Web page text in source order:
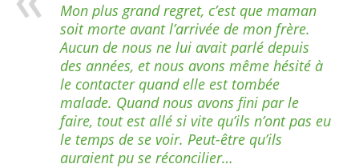
Mon plus grand regret, c’est que maman
soit morte avant l’arrivée de mon frère.
Aucun de nous ne lui avait parlé depuis
des années, et nous avons même hésité à
le contacter quand elle est tombée
malade. Quand nous avons fini par le
faire, tout est allé si vite qu’ils n’ont pas eu
le temps de se voir. Peut-être qu’ils
auraient pu se réconcilier…